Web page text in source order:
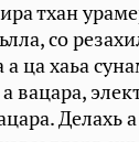
тхан
со
а ца хаьа
вацара,
Делахь